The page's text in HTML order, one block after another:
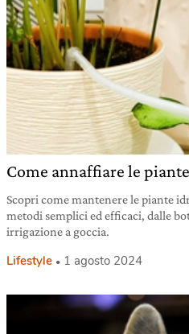
Come annaffiare le
Scopri come mantenere le piante
metodi semplici ed efficaci, dalle
irrigazione a goccia.
Lifestyle 1 agosto 2024